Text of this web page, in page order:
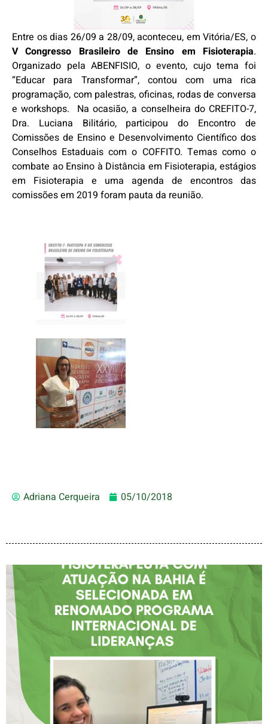
Entre os dias 26/09 a 28/09, aconteceu, em Vitória/ES, o
V Congresso Brasileiro de Ensino em Fisioterapia.
Organizado pela ABENFISIO, o evento, cujo tema foi
“Educar para Transformar”, contou com uma rica
programação, com palestras, oficinas, rodas de conversa
e workshops. Na ocasião, a conselheira do CREFITO-7,
Dra. Luciana Bilitário, participou do Encontro de
Comissões de Ensino e Desenvolvimento Científico dos
Conselhos Estaduais com o COFFITO. Temas como o
combate ao Ensino à Distância em Fisioterapia, estágios
em Fisioterapia e uma agenda de encontros das
comissões em 2019 foram pauta da reunião.
Adriana Cerqueira 05/10/2018
FISIOTERAPEUTA COM
ATUAÇÃO NA BAHIA É
SELECIONADA EM
RENOMADO PROGRAMA
INTERNACIONAL DE
LIDERANÇAS